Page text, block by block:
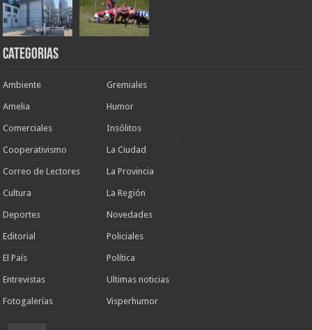
Categorias
Ambiente
Amelia
Comerciales
Cooperativismo
Correo de Lectores
Cultura
Deportes
Editorial
El País
Entrevistas
Fotogalerías
Gremiales
Humor
Insólitos
La Ciudad
La Provincia
La Región
Novedades
Policiales
Política
Ultimas noticias
Visperhumor